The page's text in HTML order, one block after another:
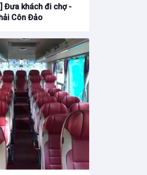
Đưa khách đi chợ -
Côn Đảo